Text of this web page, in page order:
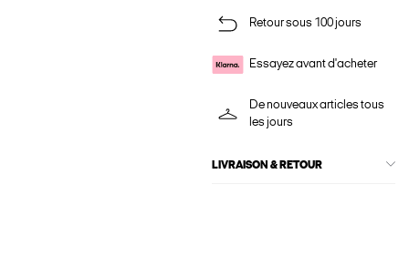
Retour sous 100 jours
Essayez avant d'acheter
De nouveaux articles tous
les jours
LIVRAISON & RETOUR